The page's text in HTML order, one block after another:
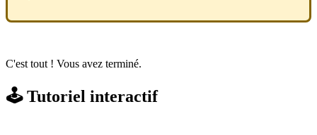
C'est tout ! Vous avez terminé.
🕹️ Tutoriel interactif